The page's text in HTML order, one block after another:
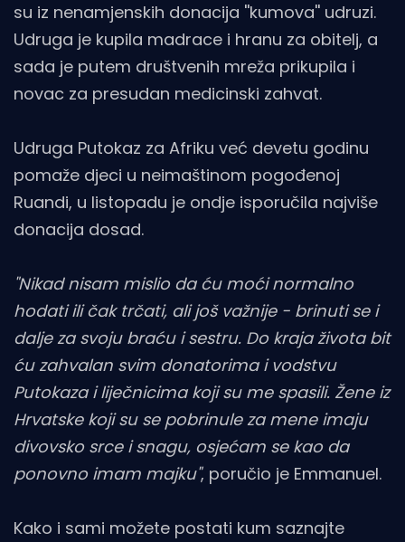
su iz nenamjenskih donacija ''kumova'' udruzi.
Udruga je kupila madrace i hranu za obitelj, a
sada je putem društvenih mreža prikupila i
novac za presudan medicinski zahvat.
Udruga Putokaz za Afriku već devetu godinu
pomaže djeci u neimaštinom pogođenoj
Ruandi, u listopadu je ondje isporučila najviše
donacija dosad.
"Nikad nisam mislio da ću moći normalno
hodati ili čak trčati, ali još važnije - brinuti se i
dalje za svoju braću i sestru. Do kraja života bit
ću zahvalan svim donatorima i vodstvu
Putokaza i liječnicima koji su me spasili. Žene iz
Hrvatske koji su se pobrinule za mene imaju
divovsko srce i snagu, osjećam se kao da
ponovno imam majku", poručio je Emmanuel.
Kako i sami možete postati kum saznajte